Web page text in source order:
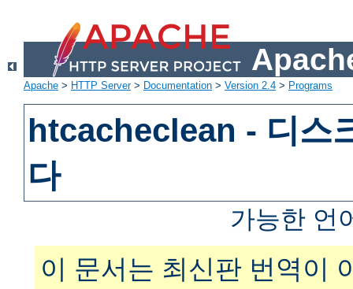
Apache > HTTP Server> Documentation > Version 2.4 > Programs
htcacheclean - 디스
다
가능한 언
이 문서는 최신판 번역이